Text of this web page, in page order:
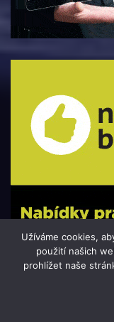
© 2016 - 2024
Všechna
Užíváme cookies,
použití našich
prohlížet naše